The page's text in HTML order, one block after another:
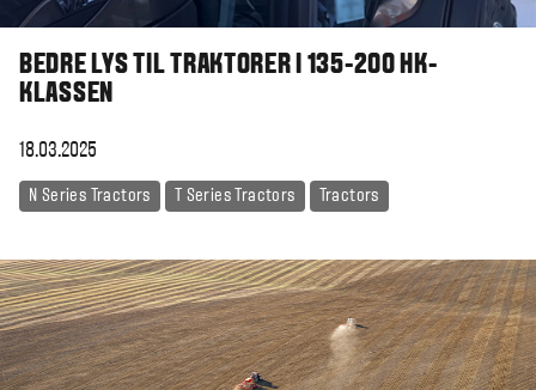
BEDRE LYS TIL TRAKTORER I 135-200 HK-
KLASSEN
18.03.2025
N Series Tractors T Series Tractors Tractors